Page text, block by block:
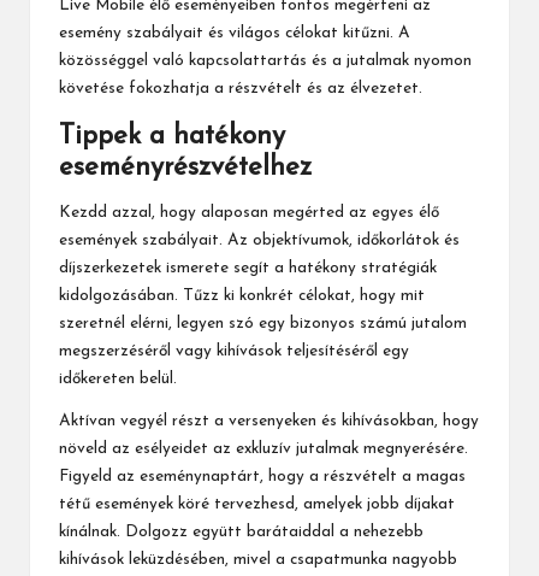
Live Mobile élő eseményeiben fontos megérteni az
esemény szabályait és világos célokat kitűzni. A
közösséggel való kapcsolattartás és a jutalmak nyomon
követése fokozhatja a részvételt és az élvezetet.
Tippek a hatékony
eseményrészvételhez
Kezdd azzal, hogy alaposan megérted az egyes élő
események szabályait. Az objektívumok, időkorlátok és
díjszerkezetek ismerete segít a hatékony stratégiák
kidolgozásában. Tűzz ki konkrét célokat, hogy mit
szeretnél elérni, legyen szó egy bizonyos számú jutalom
megszerzéséről vagy kihívások teljesítéséről egy
időkereten belül.
Aktívan vegyél részt a versenyeken és kihívásokban, hogy
növeld az esélyeidet az exkluzív jutalmak megnyerésére.
Figyeld az eseménynaptárt, hogy a részvételt a magas
tétű események köré tervezhesd, amelyek jobb díjakat
kínálnak. Dolgozz együtt barátaiddal a nehezebb
kihívások leküzdésében, mivel a csapatmunka nagyobb